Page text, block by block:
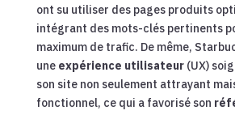
ont su utiliser des pages produits
intégrant des mots-clés pertinents
maximum de trafic. De même,
une expérience utilisateur(UX)
son site non seulement attrayant
fonctionnel, ce qui a favorisé son